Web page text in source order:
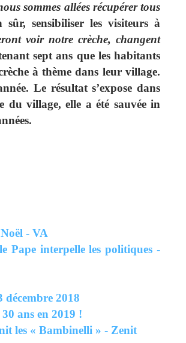
sommes allées récupérer tous
sûr, sensibiliser les visiteurs à
voir notre crèche, changent
sept ans que les habitants
à thème dans leur village.
Le résultat s’expose dans
du village, elle a été sauvée in
- VA
Pape interpelle les politiques -
2018
ans en 2019 !
les « Bambinelli » - Zenit